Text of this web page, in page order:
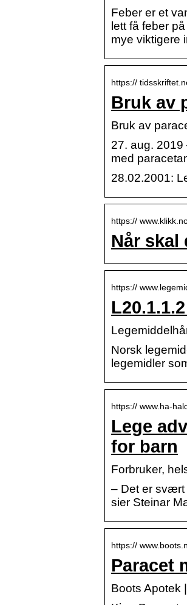
Feber er et
lett få feber
mye viktigere
https://
Bruk av
Bruk av
27. aug.
med
28.02.2001:
https://
Når skal
https://
Norsk
legemidler
https:// www.ha-
Lege
for barn
Forbruker,
– Det er svært
sier Steinar
https://
Paracet
Boots Apotek